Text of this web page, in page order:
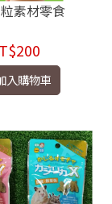
素材零食
入購物車